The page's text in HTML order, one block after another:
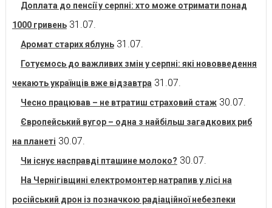
Доплата до пенсії у серпні: хто може отримати понад
1000 гривень 31.07.
Аромат старих яблунь 31.07.
Готуємось до важливих змін у серпні: які нововведення
чекають українців вже відзавтра 31.07.
Чесно працював – не втратиш страховий стаж 30.07.
Європейський вугор – одна з найбільш загадкових риб
на планеті 30.07.
Чи існує насправді пташине молоко? 30.07.
На Чернігівщині електромонтер натрапив у лісі на
російський дрон із позначкою радіаційної небезпеки